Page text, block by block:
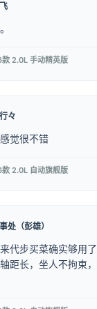
2.0L 手动精英版
々
觉很不错
2.0L 自动旗舰版
处（彭雄）
代步买菜确实够用
距长，坐人不拘束